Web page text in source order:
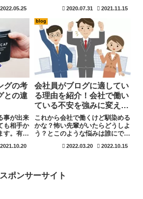
副業は身
副業の種
ト、さら
ていま
たは一度
2022.05.25
ば、ユーザーファーストで悩みを
解決する事も可能です。マーケテ
ィングは相手の事を考えて、その
市場ニーズを知る事です。求めて
いるものを提供する事ができれば
自然と人気も集まりますよ。
2020.07.31 2021.11.15
グの考
との違
事が出来
も相手か
す。有名
ません。
2021.10.20
blog
会社員がブログに適してい
る理由を紹介！会社で働い
ている不安を強みに変え
る！
これから会社で働くけど馴染める
かな？怖い先輩がいたらどうしよ
う？とこのような悩みは誰にでも
同じなんですよ。それでも会社で
準備と気持ちが途絶えることを抑
えることも出来ます。不安を解消
2022.03.20 2022.10.15
スポンサーサイト